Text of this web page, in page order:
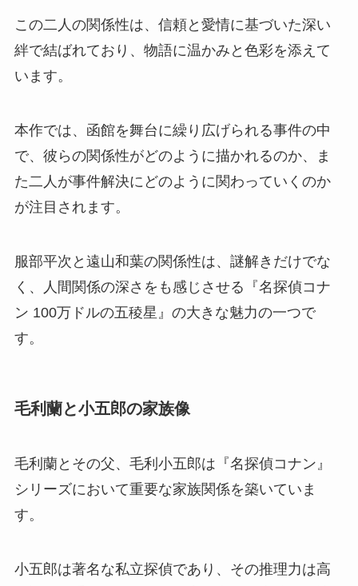
この二人の関係性は、信頼と愛情に基づいた深い
絆で結ばれており、物語に温かみと色彩を添えて
います。
本作では、函館を舞台に繰り広げられる事件の中
で、彼らの関係性がどのように描かれるのか、ま
た二人が事件解決にどのように関わっていくのか
が注目されます。
服部平次と遠山和葉の関係性は、謎解きだけでな
く、人間関係の深さをも感じさせる『名探偵コナ
ン 100万ドルの五稜星』の大きな魅力の一つで
す。
毛利蘭と小五郎の家族像
毛利蘭とその父、毛利小五郎は『名探偵コナン』
シリーズにおいて重要な家族関係を築いていま
す。
小五郎は著名な私立探偵であり、その推理力は高